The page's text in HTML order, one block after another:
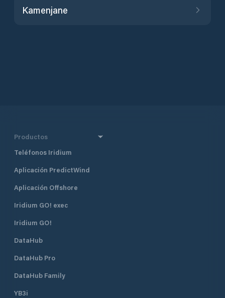
Kamenjane
Productos
Teléfonos Iridium
Aplicación PredictWind
Aplicación Offshore
Iridium GO! exec
Iridium GO!
DataHub
DataHub Pro
DataHub Family
YB3i